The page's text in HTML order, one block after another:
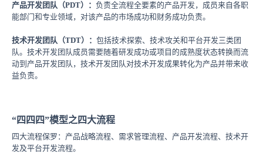
产品开发团队（PDT）： 负责全流程全要素的产品开发，成员来自各职
能部门和专业领域，对该产品的市场成功和财务成功负责。
技术开发团队（TDT）： 包括技术探索、技术攻关和平台开发三类团
队。技术开发团队成员需要随着研发成功或项目的成熟度状态转换而流
动到产品开发团队，技术开发团队对技术开发成果转化为产品并带来收
益负责。
“四四四”模型之四大流程
四大流程保罗：产品战略流程、需求管理流程、产品开发流程、技术开
发及平台开发流程。